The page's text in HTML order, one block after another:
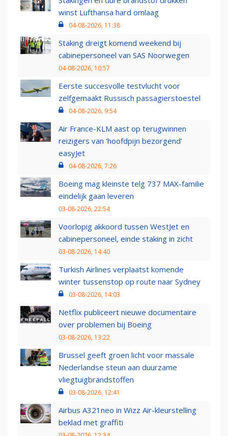
winst Lufthansa hard omlaag
04-08-2026, 11:38
Staking dreigt komend weekend bij
cabinepersoneel van SAS Noorwegen
04-08-2026, 10:57
Eerste succesvolle testvlucht voor
zelfgemaakt Russisch passagierstoestel
04-08-2026, 9:54
Air France-KLM aast op terugwinnen
reizigers van ‘hoofdpijn bezorgend’
easyJet
04-08-2026, 7:26
Boeing mag kleinste telg 737 MAX-familie
eindelijk gaan leveren
03-08-2026, 22:54
Voorlopig akkoord tussen WestJet en
cabinepersoneel, einde staking in zicht
03-08-2026, 14:40
Turkish Airlines verplaatst komende
winter tussenstop op route naar Sydney
03-08-2026, 14:03
Netflix publiceert nieuwe documentaire
over problemen bij Boeing
03-08-2026, 13:22
Brussel geeft groen licht voor massale
Nederlandse steun aan duurzame
vliegtuigbrandstoffen
03-08-2026, 12:41
Airbus A321neo in Wizz Air-kleurstelling
beklad met graffiti